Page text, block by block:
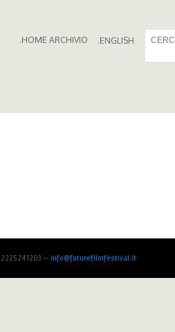
.ENGLISH
.HOME ARCHIVIO
—info@futurefilmfestival.it